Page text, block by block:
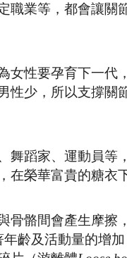
職業等，都會讓
女性要孕育下一
性少，所以支撐
舞蹈家、運動員等
榮華富貴的糖衣
骨骼間會產生摩
齡及活動量的增